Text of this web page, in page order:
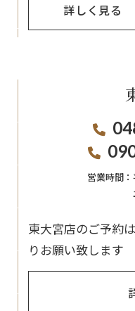
詳しく見る
営業時間：
東大宮店のご予約
りお願い致します